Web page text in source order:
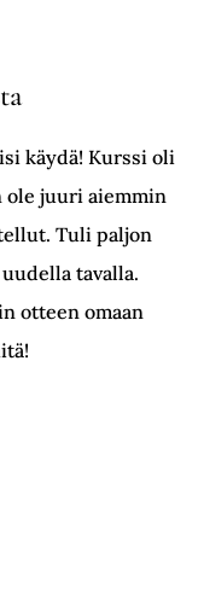
käydä! Kurssi oli
ole juuri aiemmin
Tuli paljon
tavalla.
otteen omaan